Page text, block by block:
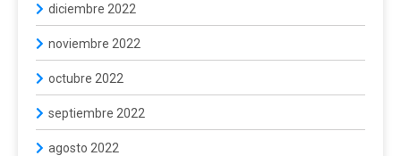
diciembre 2022
noviembre 2022
octubre 2022
septiembre 2022
agosto 2022